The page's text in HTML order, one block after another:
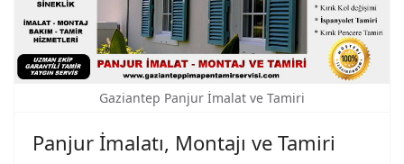
Gaziantep Panjur İmalat ve Tamiri
Panjur İmalatı, Montajı ve Tamiri